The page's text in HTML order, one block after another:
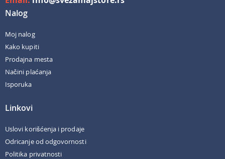
Nalog
Moj nalog
Kako kupiti
Prodajna mesta
Načini plaćanja
Isporuka
Linkovi
Uslovi korišćenja i prodaje
Odricanje od odgovornosti
Politika privatnosti